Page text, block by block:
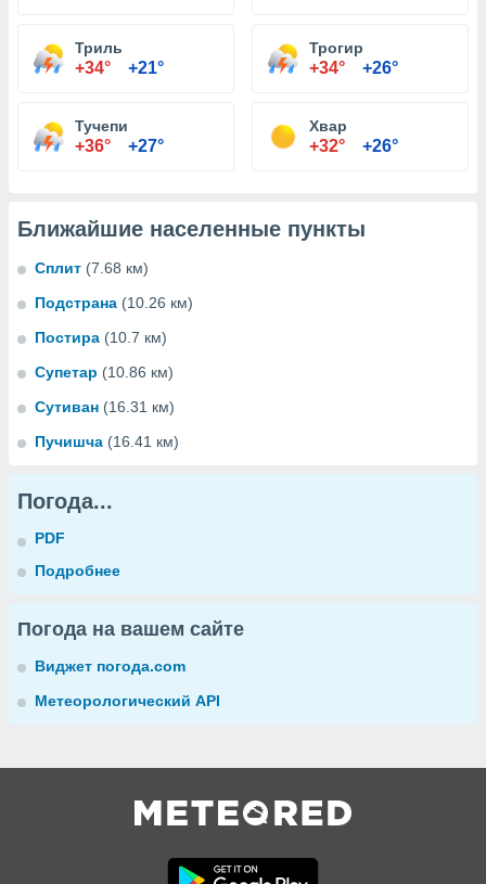
Триль
+34° +21°
Трогир
+34° +26°
Тучепи
+36° +27°
Хвар
+32° +26°
Ближайшие населенные пункты
Сплит (7.68 км)
Подстрана (10.26 км)
Постира (10.7 км)
Супетар (10.86 км)
Сутиван (16.31 км)
Пучишча (16.41 км)
Погода...
PDF
Подробнее
Погода на вашем сайте
Виджет погода.com
Метеорологический API